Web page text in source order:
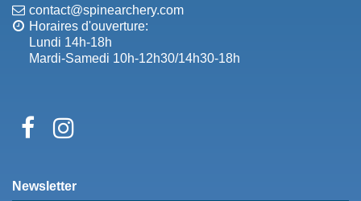
contact@spinearchery.com
Horaires d'ouverture:
Lundi 14h-18h
Mardi-Samedi 10h-12h30/14h30-18h
Newsletter